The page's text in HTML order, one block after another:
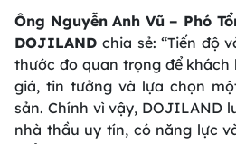
Ông Nguyễn Anh Vũ – Phó
DOJILANDchia sẻ:“Tiến độ
thước đo quan trọng để khách
giá, tin tưởng và lựa chọn
sản. Chính vì vậy, DOJILAND
nhà thầu uy tín, có năng lực